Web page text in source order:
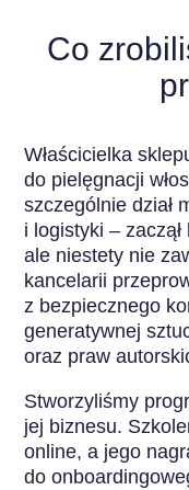
Co
Właścicielka
do pielęgnacji
szczególnie dział
i logistyki –
ale niestety nie
kancelarii
z bezpiecznego
generatywnej
oraz praw
Stworzyliśmy
jej biznesu.
online, a jego
do